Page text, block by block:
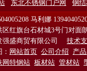
东北不锈钢门户网 钢
马利娜
红旗台石材城3号门对面
强盛商贸有限公司 技术
网站首页 公司介绍
产
网特钢站 板材站 管材站